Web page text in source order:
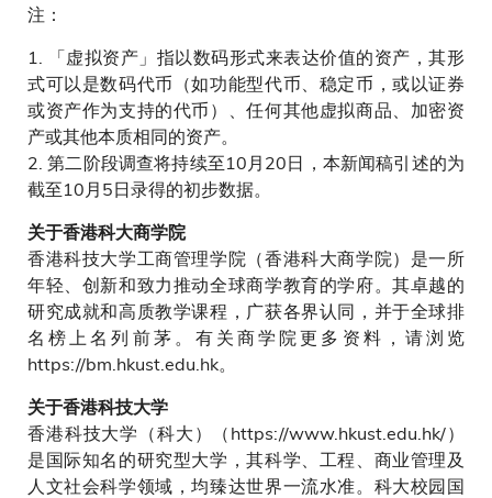
注：
1. 「虚拟资产」指以数码形式来表达价值的资产，其形
式可以是数码代币（如功能型代币、稳定币，或以证券
或资产作为支持的代币）、任何其他虚拟商品、加密资
产或其他本质相同的资产。
2. 第二阶段调查将持续至10月20日，本新闻稿引述的为
截至10月5日录得的初步数据。
关于香港科大商学院
香港科技大学工商管理学院（香港科大商学院）是一所
年轻、创新和致力推动全球商学教育的学府。其卓越的
研究成就和高质教学课程，广获各界认同，并于全球排
名榜上名列前茅。有关商学院更多资料，请浏览
https://bm.hkust.edu.hk。
关于香港科技大学
香港科技大学（科大）（https://www.hkust.edu.hk/）
是国际知名的研究型大学，其科学、工程、商业管理及
人文社会科学领域，均臻达世界一流水准。科大校园国